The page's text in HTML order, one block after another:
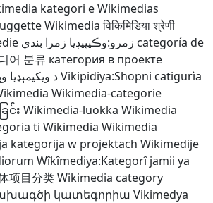
kategori e Wikimedias
Wikimedia विकिमिडिया श्रेणी
زمرو:وڪيپيڊيا زمرا بندي categoría de
어 분류 категория в проекте
د ويکيمېډياVikipidiya:Shopni catigurìa
Wikimedia-categorie
င်း Wikimedia-luokka Wikimedia
ti Wikimedia Wikimedia
kategorija w projektach Wikimedije
Wîkîmediya:Kategorî jamii ya
项目分类Wikimedia category
կատեգորիա Vikimedya